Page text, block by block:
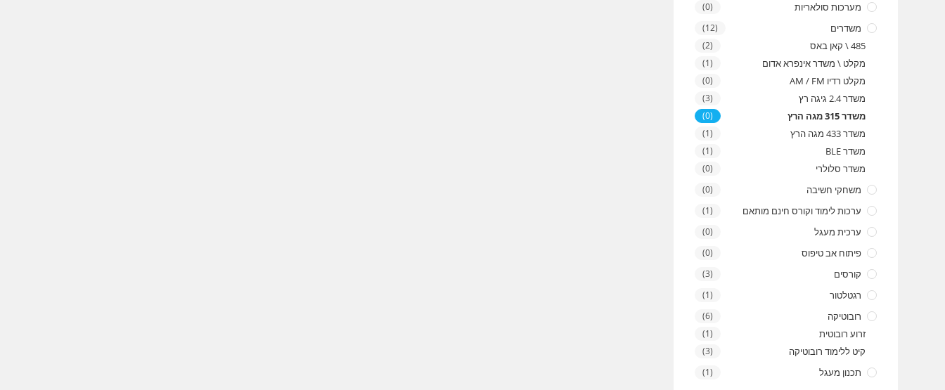
מערכות סולאריות (0)
משדרים (12)
485 \ קאן באס (2)
מקלט \ משדר אינפרא אדום (1)
מקלט רדיו AM / FM (0)
משדר 2.4 גיגה רץ (3)
משדר 315 מגה הרץ (0)
משדר 433 מגה הרץ (1)
משדר BLE (1)
משדר סלולרי (0)
משחקי חשיבה (0)
ערכות לימוד וקורס חינם מותאם (1)
ערכית מעגל (0)
פיתוח אב טיפוס (0)
קורסים (3)
רגטלטור (1)
רובוטיקה (6)
זרוע רובוטית (1)
קיט ללימוד רובוטיקה (3)
תכנון מעגל (1)